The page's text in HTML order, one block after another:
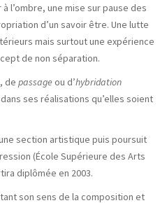
l’ombre, une mise sur pause des
d’un savoir être. Une lutte
mais surtout une expérience
de non séparation.
, de passageou d’hybridation
ses réalisations qu’elles soient
section artistique puis poursuit
(École Supérieure des Arts
diplômée en 2003.
son sens de la composition et